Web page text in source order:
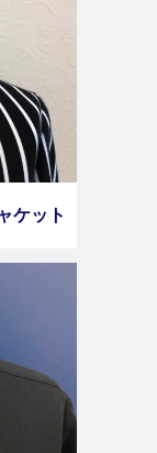
ケット